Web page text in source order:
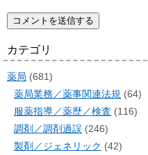
カテゴリ
薬局 (681)
薬局業務／薬事関連法規 (64)
服薬指導／薬歴／検査 (116)
調剤／調剤過誤 (246)
製剤／ジェネリック (42)